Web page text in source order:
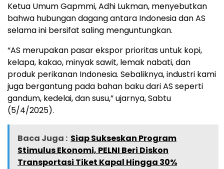
Ketua Umum Gapmmi, Adhi Lukman, menyebutkan
bahwa hubungan dagang antara Indonesia dan AS
selama ini bersifat saling menguntungkan.
“AS merupakan pasar ekspor prioritas untuk kopi,
kelapa, kakao, minyak sawit, lemak nabati, dan
produk perikanan Indonesia. Sebaliknya, industri kami
juga bergantung pada bahan baku dari AS seperti
gandum, kedelai, dan susu,” ujarnya, Sabtu
(5/4/2025).
Baca Juga : Siap Sukseskan Program
Stimulus Ekonomi, PELNI Beri Diskon
Transportasi Tiket Kapal Hingga 30%